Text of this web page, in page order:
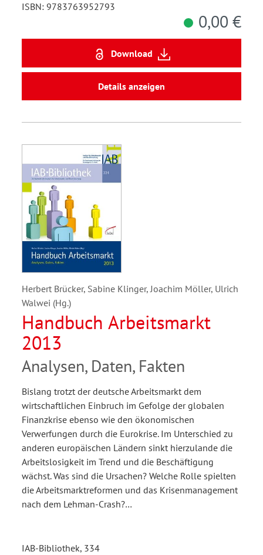
ISBN: 9783763952793
0,00 €
Download
Details anzeigen
Herbert Brücker, Sabine Klinger, Joachim Möller, Ulrich
Walwei (Hg.)
Handbuch Arbeitsmarkt
2013
Analysen, Daten, Fakten
Bislang trotzt der deutsche Arbeitsmarkt dem
wirtschaftlichen Einbruch im Gefolge der globalen
Finanzkrise ebenso wie den ökonomischen
Verwerfungen durch die Eurokrise. Im Unterschied zu
anderen europäischen Ländern sinkt hierzulande die
Arbeitslosigkeit im Trend und die Beschäftigung
wächst. Was sind die Ursachen? Welche Rolle spielten
die Arbeitsmarktreformen und das Krisenmanagement
nach dem Lehman-Crash?…
IAB-Bibliothek, 334